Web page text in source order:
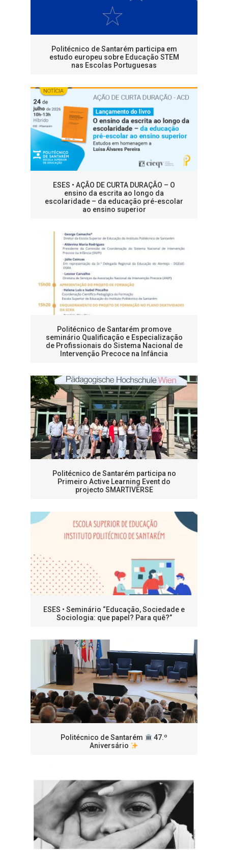
Politécnico de Santarém participa em
estudo europeu sobre Educação STEM
nas Escolas Portuguesas
ESES • AÇÃO DE CURTA DURAÇÃO – O
ensino da escrita ao longo da
escolaridade – da educação pré-escolar
ao ensino superior
Politécnico de Santarém promove
seminário Qualificação e Especialização
de Profissionais do Sistema Nacional de
Intervenção Precoce na Infância
Politécnico de Santarém participa no
Primeiro Active Learning Event do
projecto SMARTIVERSE
ESES • Seminário “Educação, Sociedade e
Sociologia: que papel? Para quê?”
Politécnico de Santarém
47.º
Aniversário